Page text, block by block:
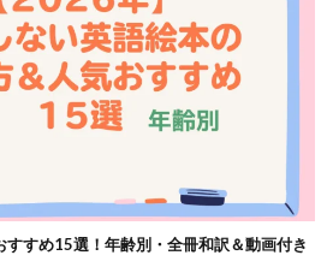
すすめ15選！年齢別・全冊和訳＆動画付き